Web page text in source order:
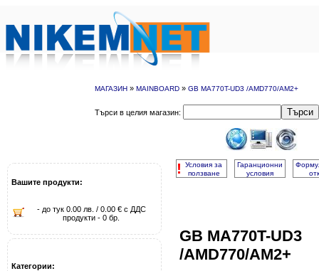
МАГАЗИН » MAINBOARD » GB MA770T-UD3 /AMD770/AM2+
Търси в целия магазин: Търси
Вашите продукти:
- до тук 0.00 лв. / 0.00 € с ДДС
продукти - 0 бр.
Категории:
!
Условия за
ползване
Гаранционни
условия
GB MA770T-UD3
/AMD770/AM2+